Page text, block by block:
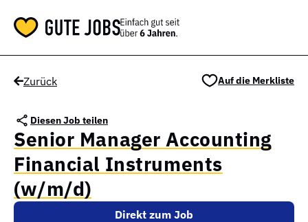
Zurück
Diesen Job teilen
Auf die Merkliste
Senior Manager Accounting
Financial Instruments
(w/m/d)
Direkt zum Job